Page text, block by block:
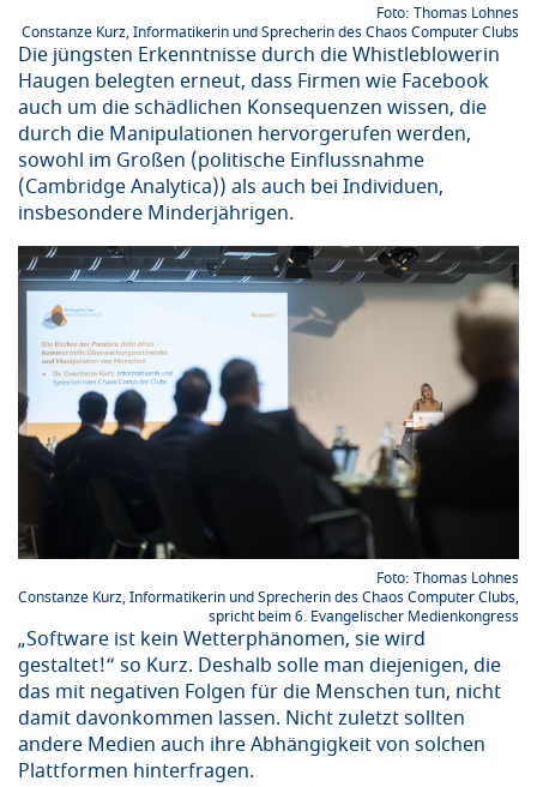
Thomas Lohnes
Constanze Kurz, Informatikerin und Sprecherin des Chaos Computer Clubs
Die jüngsten Erkenntnisse durch die Whistleblowerin
Haugen belegten erneut, dass Firmen wie Facebook
auch um die schädlichen Konsequenzen wissen, die
durch die Manipulationen hervorgerufen werden,
sowohl im Großen (politische Einflussnahme
(Cambridge Analytica)) als auch bei Individuen,
insbesondere Minderjährigen.
Thomas Lohnes
Constanze Kurz, Informatikerin und Sprecherin des Chaos Computer Clubs,
spricht beim 6. Evangelischer Medienkongress
„Software ist kein Wetterphänomen, sie wird
gestaltet!“ so Kurz. Deshalb solle man diejenigen, die
das mit negativen Folgen für die Menschen tun, nicht
damit davonkommen lassen. Nicht zuletzt sollten
andere Medien auch ihre Abhängigkeit von solchen
Plattformen hinterfragen.